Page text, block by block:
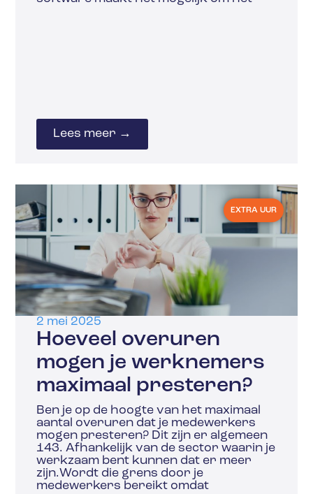
Lees meer →
EXTRA UUR
2 mei 2025
Hoeveel overuren
mogen je werknemers
maximaal presteren?
Ben je op de hoogte van het maximaal
aantal overuren dat je medewerkers
mogen presteren? Dit zijn er algemeen
143. Afhankelijk van de sector waarin je
werkzaam bent kunnen dat er meer
zijn.Wordt die grens door je
medewerkers bereikt omdat